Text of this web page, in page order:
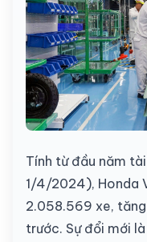
Tính từ đầu năm
1/4/2024), Honda
2.058.569 xe,
trước. Sự đổi mới